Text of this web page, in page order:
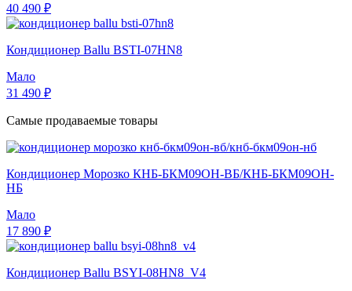
40 490 ₽
Кондиционер Ballu BSTI-07HN8
Мало
31 490 ₽
Самые продаваемые товары
Кондиционер Морозко КНБ-БКМ09ОН-ВБ/КНБ-БКМ09ОН-
НБ
Мало
17 890 ₽
Кондиционер Ballu BSYI-08HN8_V4